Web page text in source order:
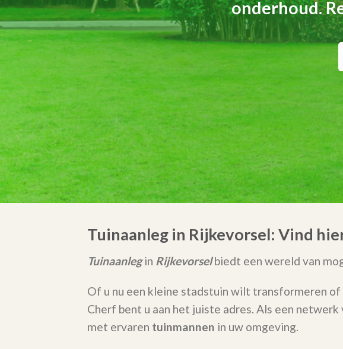
onderhoud.
Tuinaanleg in Rijkevorsel: Vind
Tuinaanlegin Rijkevorselbiedt een wereld van
Of u nu een kleine stadstuin wilt transformeren
Cherf bent u aan het juiste adres. Als een
met ervaren tuinmannen in uw omgeving.